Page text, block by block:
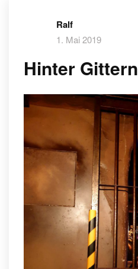
Ralf
1. Mai 2019
Hinter Gittern